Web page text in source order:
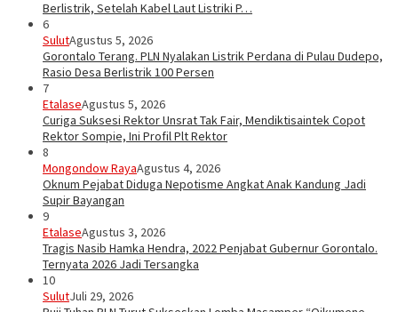
Berlistrik, Setelah Kabel Laut Listriki P…
6
SulutAgustus 5, 2026
Gorontalo Terang. PLN Nyalakan Listrik Perdana di Pulau Dudepo,
Rasio Desa Berlistrik 100 Persen
7
EtalaseAgustus 5, 2026
Curiga Suksesi Rektor Unsrat Tak Fair, Mendiktisaintek Copot
Rektor Sompie, Ini Profil Plt Rektor
8
Mongondow RayaAgustus 4, 2026
Oknum Pejabat Diduga Nepotisme Angkat Anak Kandung Jadi
Supir Bayangan
9
EtalaseAgustus 3, 2026
Tragis Nasib Hamka Hendra, 2022 Penjabat Gubernur Gorontalo.
Ternyata 2026 Jadi Tersangka
10
SulutJuli 29, 2026